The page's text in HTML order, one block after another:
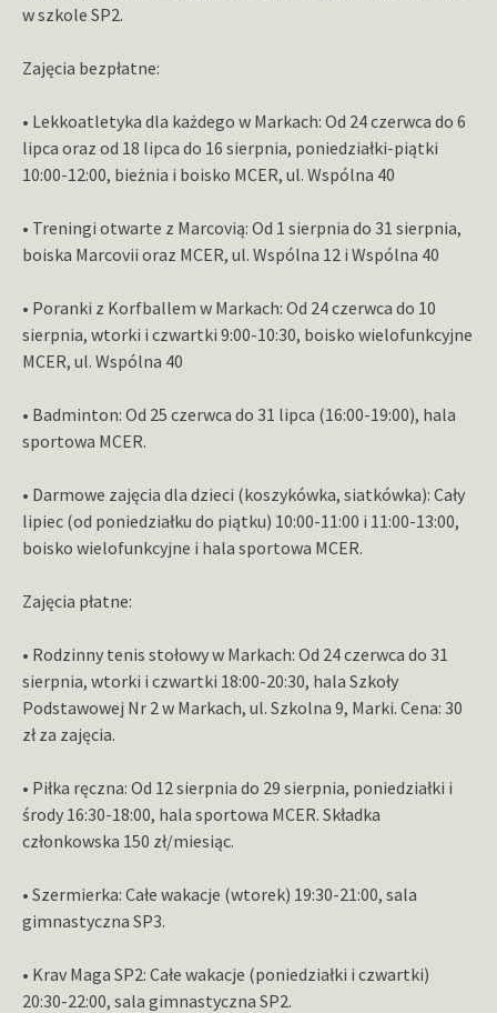
w szkole SP2.
Zajęcia bezpłatne:
• Lekkoatletyka dla każdego w Markach: Od 24 czerwca do 6
lipca oraz od 18 lipca do 16 sierpnia, poniedziałki-piątki
10:00-12:00, bieżnia i boisko MCER, ul. Wspólna 40
• Treningi otwarte z Marcovią: Od 1 sierpnia do 31 sierpnia,
boiska Marcovii oraz MCER, ul. Wspólna 12 i Wspólna 40
• Poranki z Korfballem w Markach: Od 24 czerwca do 10
sierpnia, wtorki i czwartki 9:00-10:30, boisko wielofunkcyjne
MCER, ul. Wspólna 40
• Badminton: Od 25 czerwca do 31 lipca (16:00-19:00), hala
sportowa MCER.
• Darmowe zajęcia dla dzieci (koszykówka, siatkówka): Cały
lipiec (od poniedziałku do piątku) 10:00-11:00 i 11:00-13:00,
boisko wielofunkcyjne i hala sportowa MCER.
Zajęcia płatne:
• Rodzinny tenis stołowy w Markach: Od 24 czerwca do 31
sierpnia, wtorki i czwartki 18:00-20:30, hala Szkoły
Podstawowej Nr 2 w Markach, ul. Szkolna 9, Marki. Cena: 30
zł za zajęcia.
• Piłka ręczna: Od 12 sierpnia do 29 sierpnia, poniedziałki i
środy 16:30-18:00, hala sportowa MCER. Składka
członkowska 150 zł/miesiąc.
• Szermierka: Całe wakacje (wtorek) 19:30-21:00, sala
gimnastyczna SP3.
• Krav Maga SP2: Całe wakacje (poniedziałki i czwartki)
20:30-22:00, sala gimnastyczna SP2.